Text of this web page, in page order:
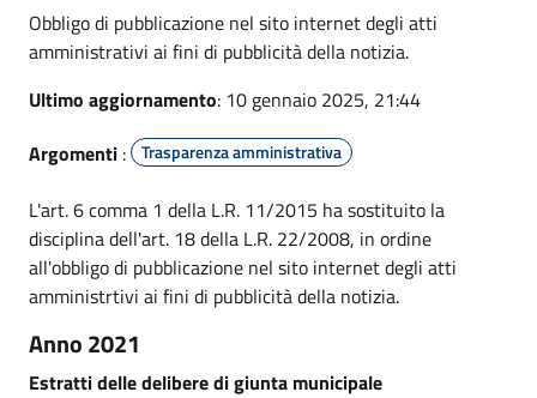
Obbligo di pubblicazione nel sito internet degli atti
amministrativi ai fini di pubblicità della notizia.
Ultimo aggiornamento: 10 gennaio 2025, 21:44
Argomenti : Trasparenza amministrativa
L'art. 6 comma 1 della L.R. 11/2015 ha sostituito la
disciplina dell'art. 18 della L.R. 22/2008, in ordine
all'obbligo di pubblicazione nel sito internet degli atti
amministrtivi ai fini di pubblicità della notizia.
Anno 2021
Estratti delle delibere di giunta municipale